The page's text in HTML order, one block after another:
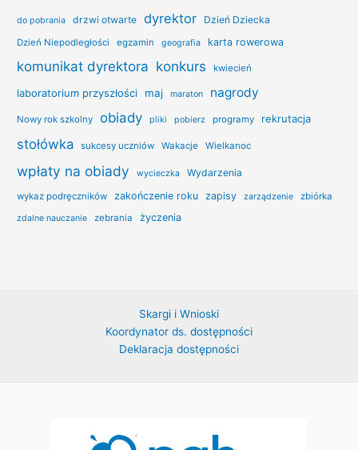
do pobrania drzwi otwarte dyrektor Dzień Dziecka
Dzień Niepodległości egzamin geografia karta rowerowa
komunikat dyrektora konkurs kwiecień
laboratorium przyszłości maj maraton nagrody
Nowy rok szkolny obiady pliki pobierz programy rekrutacja
stołówka sukcesy uczniów Wakacje Wielkanoc
wpłaty na obiady wycieczka Wydarzenia
wykaz podręczników zakończenie roku zapisy zarządzenie zbiórka
zdalne nauczanie zebrania życzenia
Skargi i Wnioski
Koordynator ds. dostępności
Deklaracja dostępności